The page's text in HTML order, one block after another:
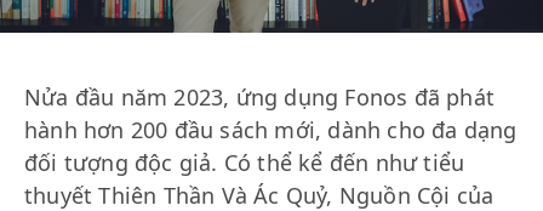
Nửa đầu năm 2023, ứng dụng Fonos đã phát
hành hơn 200 đầu sách mới, dành cho đa dạng
đối tượng độc giả. Có thể kể đến như tiểu
thuyết Thiên Thần Và Ác Quỷ, Nguồn Cội của